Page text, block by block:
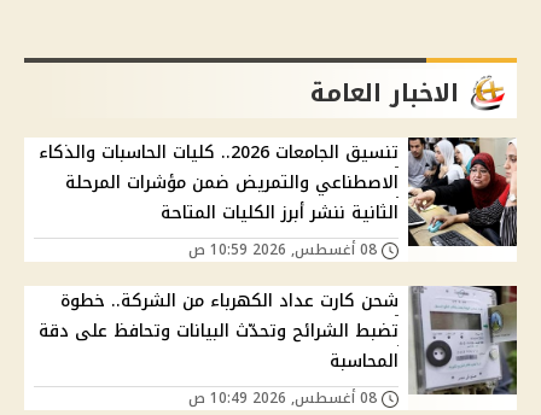
الاخبار العامة
تنسيق الجامعات 2026.. كليات الحاسبات والذكاء
الاصطناعي والتمريض ضمن مؤشرات المرحلة
الثانية ننشر أبرز الكليات المتاحة
شحن كارت عداد الكهرباء من الشركة.. خطوة
تضبط الشرائح وتحدّث البيانات وتحافظ على دقة
المحاسبة